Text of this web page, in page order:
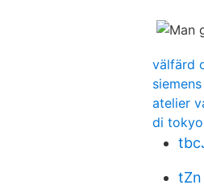
välfärd
atelier
di
tZn